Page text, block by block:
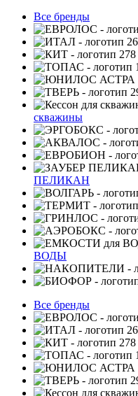
Все бренды
скважины
ПЕЛИКАН
ВОДЫ
Все бренды